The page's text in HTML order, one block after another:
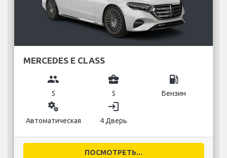
MERCEDES E CLASS
group
5
business_center
5
local_gas_station
Бензин
miscellaneous_services
Автоматическая
login
4 Дверь
ПОСМОТРЕТЬ...